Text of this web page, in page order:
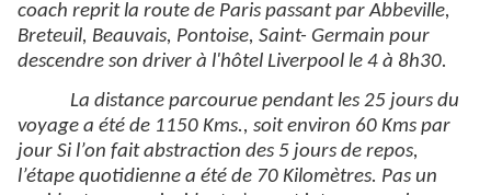
coach reprit la route de Paris passant par Abbeville,
Breteuil, Beauvais, Pontoise, Saint- Germain pour
descendre son driver à l'hôtel Liverpool le 4 à 8h30.
La distance parcourue pendant les 25 jours du
voyage a été de 1150 Kms., soit environ 60 Kms par
jour Si l’on fait abstraction des 5 jours de repos,
l’étape quotidienne a été de 70 Kilomètres. Pas un